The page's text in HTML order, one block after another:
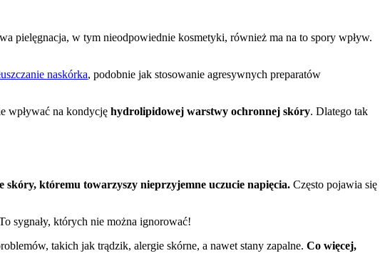
pielęgnacja, w tym nieodpowiednie kosmetyki, również ma na to spory wpływ.
naskórka, podobnie jak stosowanie agresywnych preparatów
wpływać na kondycję hydrolipidowej warstwy ochronnej skóry. Dlatego tak
skóry, któremu towarzyszy nieprzyjemne uczucie napięcia. Często pojawia się
sygnały, których nie można ignorować!
takich jak trądzik, alergie skórne, a nawet stany zapalne. Co więcej,